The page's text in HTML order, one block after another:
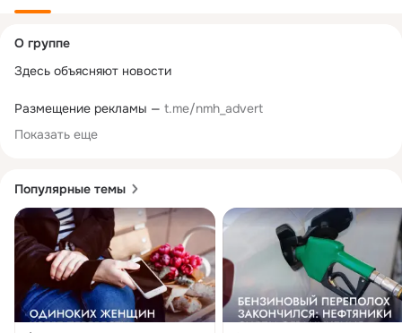
Популярные темы
колонка
О группе
Здесь объясняют новости
Размещение рекламы — t.me/nmh_advert
Показать еще